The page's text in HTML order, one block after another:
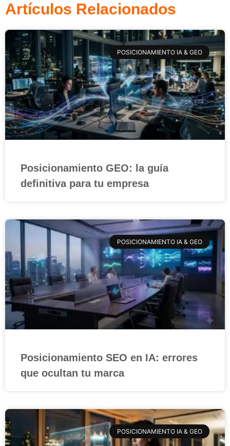
Artículos Relacionados
POSICIONAMIENTO IA & GEO
Posicionamiento GEO: la guía
definitiva para tu empresa
POSICIONAMIENTO IA & GEO
Posicionamiento SEO en IA: errores
que ocultan tu marca
POSICIONAMIENTO IA & GEO